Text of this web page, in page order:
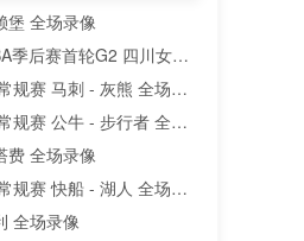
堡 全场录像
后赛首轮G2 四川女篮 -
规赛 马刺 - 灰熊 全场录
规赛 公牛 - 步行者 全场
费 全场录像
规赛 快船 - 湖人 全场录
全场录像